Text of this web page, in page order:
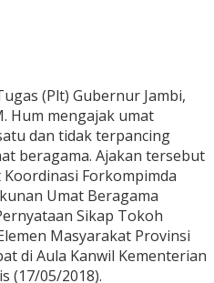
(Plt) Gubernur Jambi,
Hum mengajak umat
dan tidak terpancing
beragama. Ajakan tersebut
Forkompimda
Umat Beragama
Sikap Tokoh
Masyarakat Provinsi
di Aula Kanwil Kementerian
(17/05/2018).